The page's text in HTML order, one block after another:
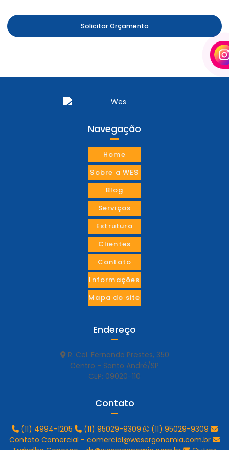
Solicitar Orçamento
Navegação
Home
Sobre a WES
Blog
Serviços
Estrutura
Clientes
Contato
Informações
Mapa do site
Endereço
R. Cel. Fernando Prestes, 350
Centro - Santo André/SP
CEP: 09020-110
Contato
(11) 4994-1205 (11) 95029-9309
(11) 95029-9309
Contato Comercial - comercial@wesergonomia.com.br